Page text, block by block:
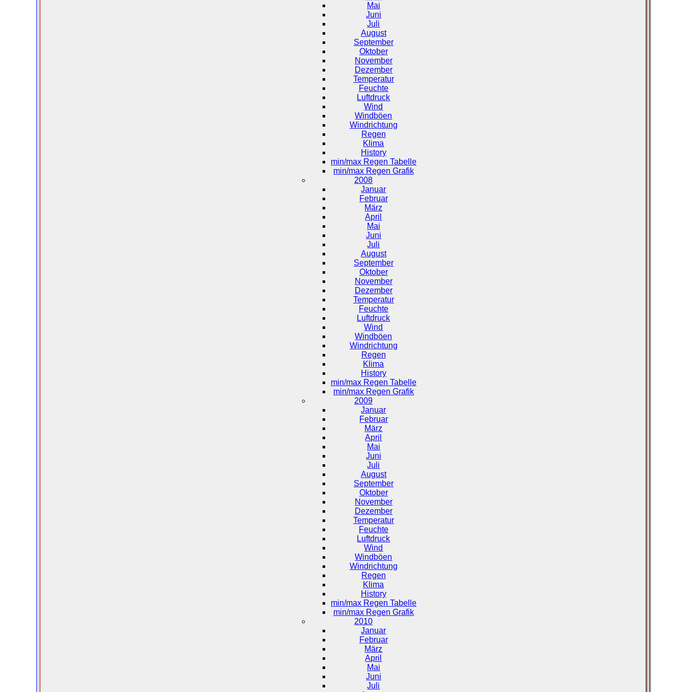
Mai
Juni
Juli
August
September
Oktober
November
Dezember
Temperatur
Feuchte
Luftdruck
Wind
Windböen
Windrichtung
Regen
Klima
History
min/max Regen Tabelle
min/max Regen Grafik
2008
Januar
Februar
März
April
Mai
Juni
Juli
August
September
Oktober
November
Dezember
Temperatur
Feuchte
Luftdruck
Wind
Windböen
Windrichtung
Regen
Klima
History
min/max Regen Tabelle
min/max Regen Grafik
2009
Januar
Februar
März
April
Mai
Juni
Juli
August
September
Oktober
November
Dezember
Temperatur
Feuchte
Luftdruck
Wind
Windböen
Windrichtung
Regen
Klima
History
min/max Regen Tabelle
min/max Regen Grafik
2010
Januar
Februar
März
April
Mai
Juni
Juli